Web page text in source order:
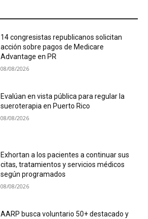
14 congresistas republicanos solicitan
acción sobre pagos de Medicare
Advantage en PR
08/08/2026
Evalúan en vista pública para regular la
sueroterapia en Puerto Rico
08/08/2026
Exhortan a los pacientes a continuar sus
citas, tratamientos y servicios médicos
según programados
08/08/2026
AARP busca voluntario 50+ destacado y